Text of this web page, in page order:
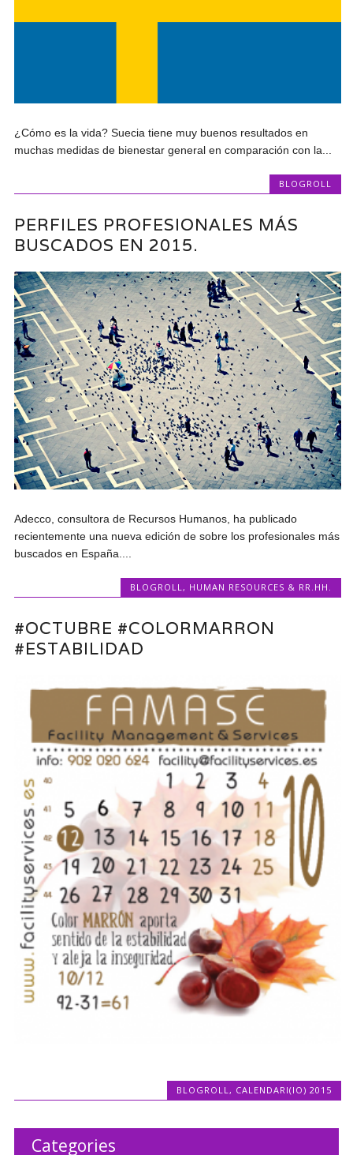
¿Cómo es la vida? Suecia tiene muy buenos resultados en
muchas medidas de bienestar general en comparación con la...
BLOGROLL
PERFILES PROFESIONALES MÁS
BUSCADOS EN 2015.
Adecco, consultora de Recursos Humanos, ha publicado
recientemente una nueva edición de sobre los profesionales más
buscados en España....
BLOGROLL, HUMAN RESOURCES & RR.HH.
#OCTUBRE #COLORMARRON
#ESTABILIDAD
BLOGROLL , CALENDARI(IO) 2015
Categories